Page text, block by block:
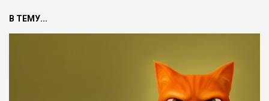
В ТЕМУ...